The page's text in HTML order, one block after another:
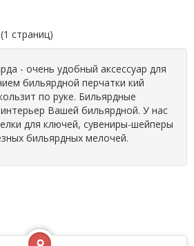
страниц)
- очень удобный аксессуар для
бильярдной перчатки кий
по руке. Бильярдные
Вашей бильярдной. У нас
для ключей, сувениры-шейперы
бильярдных мелочей.